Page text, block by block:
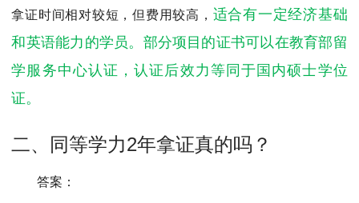
拿证时间相对较短，但费用较高， 适合有一定经济基础
和英语能力的学员。部分项目的证书可以在教育部留
学服务中心认证，认证后效力等同于国内硕士学位
证。
二、同等学力2年拿证真的吗？
答案：